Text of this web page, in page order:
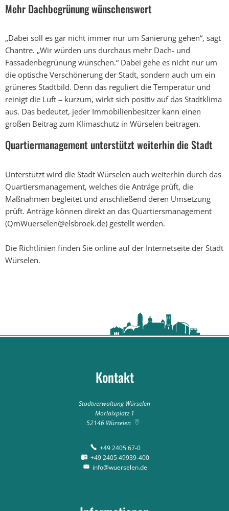
Mehr Dachbegrünung wünschenswert
„Dabei soll es gar nicht immer nur um Sanierung gehen“, sagt
Chantre. „Wir würden uns durchaus mehr Dach- und
Fassadenbegrünung wünschen.“ Dabei gehe es nicht nur um
die optische Verschönerung der Stadt, sondern auch um ein
grüneres Stadtbild. Denn das reguliert die Temperatur und
reinigt die Luft – kurzum, wirkt sich positiv auf das Stadtklima
aus. Das bedeutet, jeder Immobilienbesitzer kann einen
großen Beitrag zum Klimaschutz in Würselen beitragen.
Quartiermanagement unterstützt weiterhin die Stadt
Unterstützt wird die Stadt Würselen auch weiterhin durch das
Quartiersmanagement, welches die Anträge prüft, die
Maßnahmen begleitet und anschließend deren Umsetzung
prüft. Anträge können direkt an das Quartiersmanagement
(QmWuerselen@elsbroek.de) gestellt werden.
Die Richtlinien finden Sie online auf der Internetseite der Stadt
Würselen.
Kontakt
Stadtverwaltung Würselen
Morlaixplatz 1
52146 Würselen
+49 2405 67-0
+49 2405 49939-400
info@wuerselen.de